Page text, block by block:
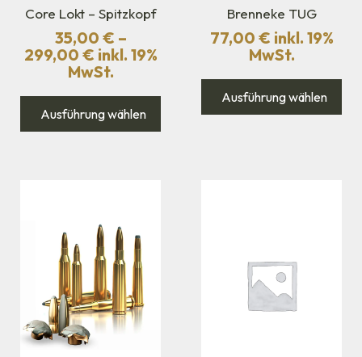
Core Lokt – Spitzkopf
35,00 € –
299,00 € inkl. 19%
MwSt.
Ausführung wählen
Brenneke TUG
77,00 € inkl. 19%
MwSt.
Ausführung wählen